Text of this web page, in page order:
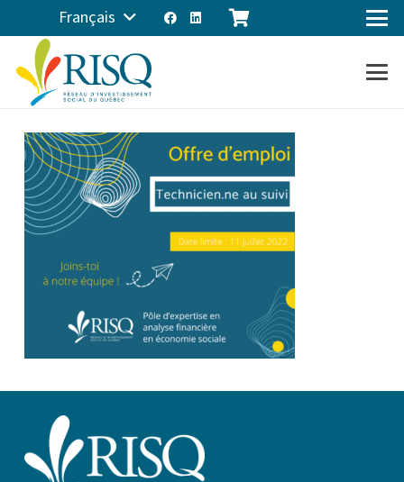
Français